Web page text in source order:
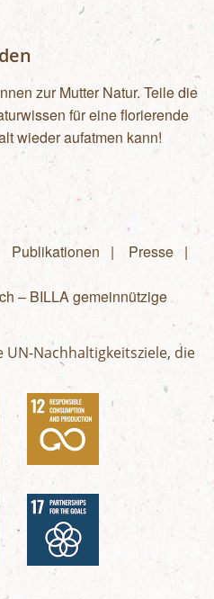
zur Mutter Natur. Teile die
für eine florierende
wieder aufatmen kann!
Publikationen
Presse
– BILLA gemeinnützige
Nachhaltigkeitsziele, die